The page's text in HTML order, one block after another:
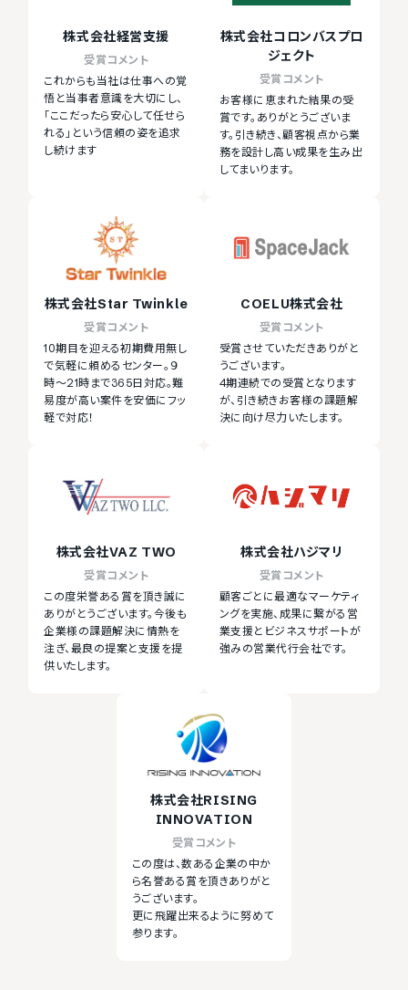
株式会社経営支援
受賞コメント
これからも当社は仕事への覚
悟と当事者意識を大切にし、
「ここだったら安心して任せら
れる」という信頼の姿を追求
し続けます
株式会社コロンバスプロ
ジェクト
受賞コメント
お客様に恵まれた結果の受
賞です。ありがとうございま
す。引き続き、顧客視点から業
務を設計し高い成果を生み出
してまいります。
株式会社Star Twinkle
受賞コメント
10期目を迎える初期費用無し
で気軽に頼めるセンター。９
時～21時まで365日対応。難
易度が高い案件を安価にフッ
軽で対応！
COELU株式会社
受賞コメント
受賞させていただきありがと
うございます。
4期連続での受賞となります
が、引き続きお客様の課題解
決に向け尽力いたします。
株式会社VAZ TWO
受賞コメント
この度栄誉ある賞を頂き誠に
ありがとうございます。今後も
企業様の課題解決に情熱を
注ぎ、最良の提案と支援を提
供いたします。
株式会社ハジマリ
受賞コメント
顧客ごとに最適なマーケティ
ングを実施、成果に繋がる営
業支援とビジネスサポートが
強みの営業代行会社です。
株式会社RISING
INNOVATION
受賞コメント
この度は、数ある企業の中か
ら名誉ある賞を頂きありがと
うございます。
更に飛躍出来るように努めて
参ります。